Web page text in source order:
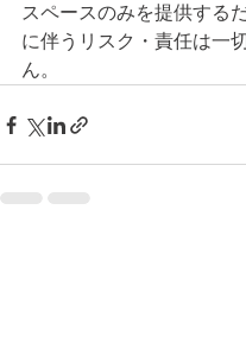
スペースのみを提供する
に伴うリスク・責任は一
ん。